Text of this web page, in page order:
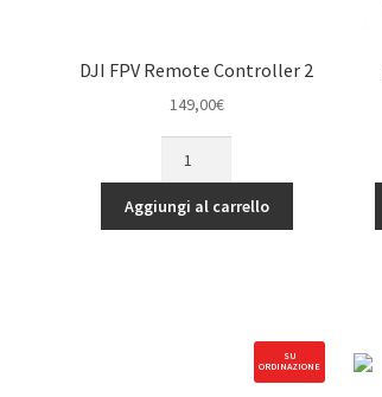
DJI FPV Remote Controller 2
149,00€
Remote
Controller
Aggiungi al carrello
SU
ORDINAZIONE